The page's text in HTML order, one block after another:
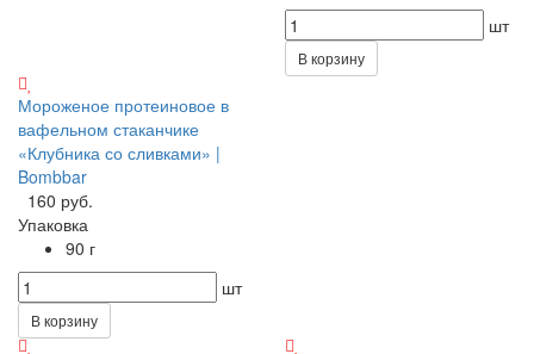
шт
В корзину
Мороженое протеиновое в
вафельном стаканчике
«Клубника со сливками» |
Bombbar
160 руб.
Упаковка
90 г
шт
В корзину